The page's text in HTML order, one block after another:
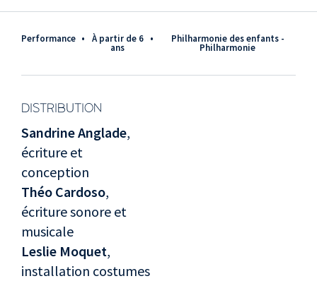
Performance • à partir de 6
ans
• Philharmonie des enfants -
Philharmonie
DISTRIBUTION
Sandrine Anglade,
écriture et
conception
Théo Cardoso,
écriture sonore et
musicale
Leslie Moquet,
installation costumes